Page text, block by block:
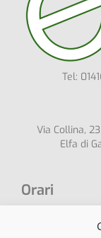
Tel:
Via Collina,
Elfa di
Orari